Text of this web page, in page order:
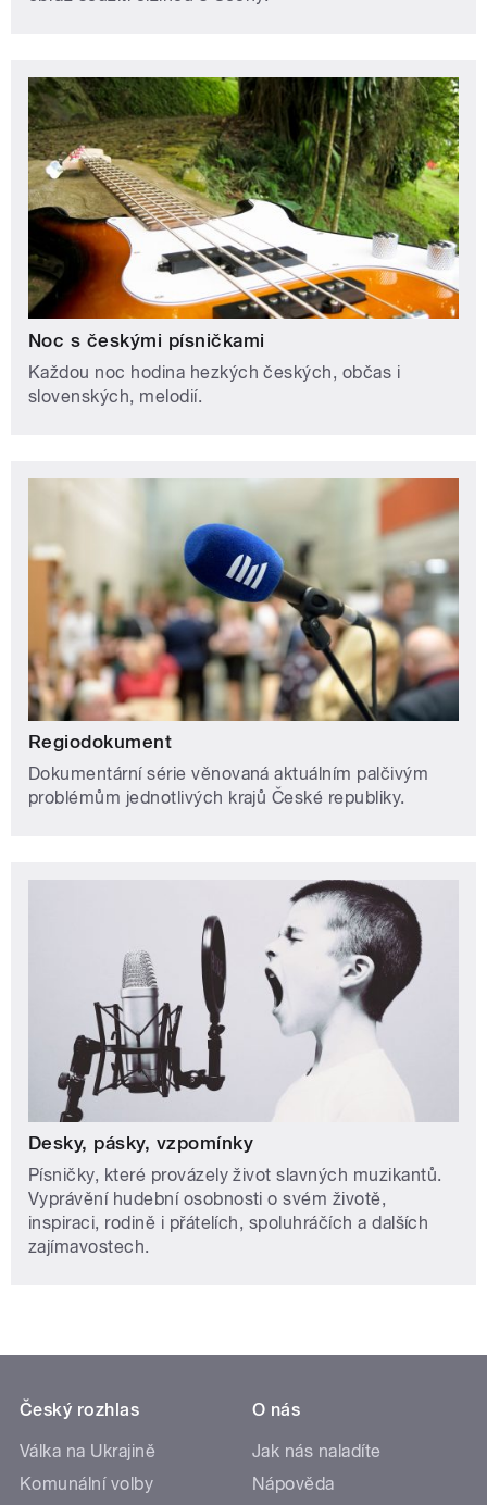
Noc s českými písničkami
Každou noc hodina hezkých českých, občas i
slovenských, melodií.
Regiodokument
Dokumentární série věnovaná aktuálním palčivým
problémům jednotlivých krajů České republiky.
Desky, pásky, vzpomínky
Písničky, které provázely život slavných muzikantů.
Vyprávění hudební osobnosti o svém životě,
inspiraci, rodině i přátelích, spoluhráčích a dalších
zajímavostech.
Český rozhlas
Válka na Ukrajině
Komunální volby
O nás
Jak nás naladíte
Nápověda